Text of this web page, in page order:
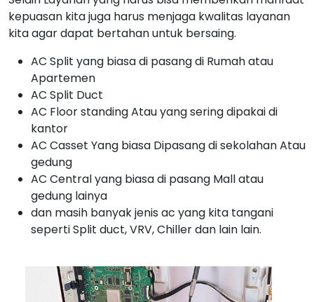
kepuasan kita juga harus menjaga kwalitas layanan
kita agar dapat bertahan untuk bersaing.
AC Split yang biasa di pasang di Rumah atau
Apartemen
AC Split Duct
AC Floor standing Atau yang sering dipakai di
kantor
AC Casset Yang biasa Dipasang di sekolahan Atau
gedung
AC Central yang biasa di pasang Mall atau
gedung lainya
dan masih banyak jenis ac yang kita tangani
seperti Split duct, VRV, Chiller dan lain lain.